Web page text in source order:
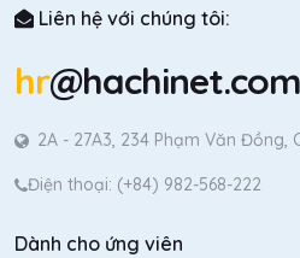
Liên hệ với chúng tôi:
hr@hachinet.com
2A - 27A3, 234 Phạm Văn Đồng,
Điện thoại: (+84) 982-568-222
Dành cho ứng viên